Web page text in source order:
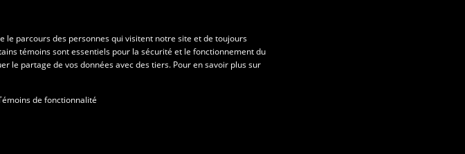
parcours des personnes qui visitent notre site et de toujours
témoins sont essentiels pour la sécurité et le fonctionnement du
le partage de vos données avec des tiers. Pour en savoir plus sur
de fonctionnalité